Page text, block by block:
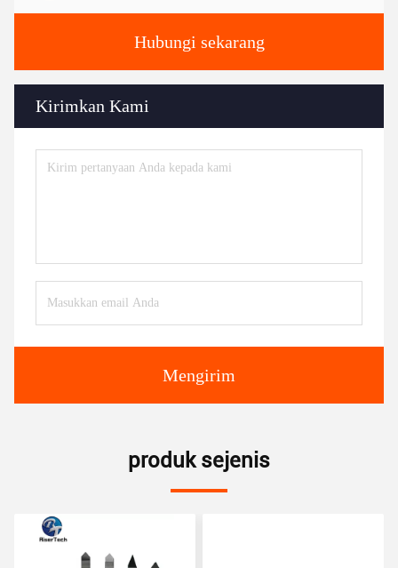
Hubungi sekarang
Kirimkan Kami
Mengirim
produk sejenis